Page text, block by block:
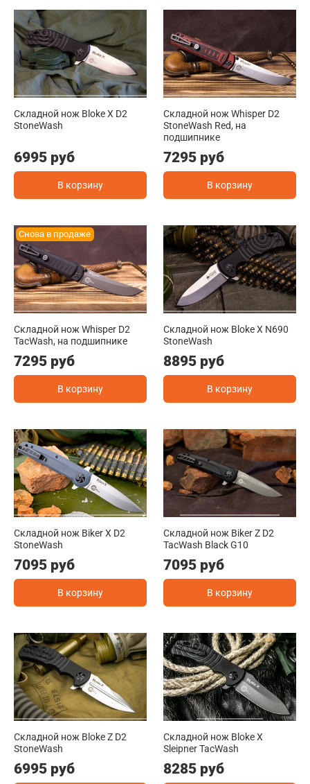
Складной нож Bloke X D2
StoneWash
6995 руб
В корзину
Складной нож Whisper D2
StoneWash Red, на
подшипнике
7295 руб
В корзину
Снова в продаже
Складной нож Whisper D2
TacWash, на подшипнике
7295 руб
В корзину
Складной нож Bloke X N690
StoneWash
8895 руб
В корзину
Складной нож Biker X D2
StoneWash
7095 руб
В корзину
Складной нож Biker Z D2
TacWash Black G10
7095 руб
В корзину
Складной нож Bloke Z D2
StoneWash
6995 руб
Складной нож Bloke X
Sleipner TacWash
8285 руб